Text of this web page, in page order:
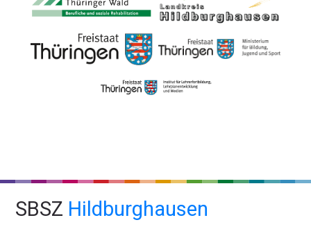
SBSZ Hildburghausen